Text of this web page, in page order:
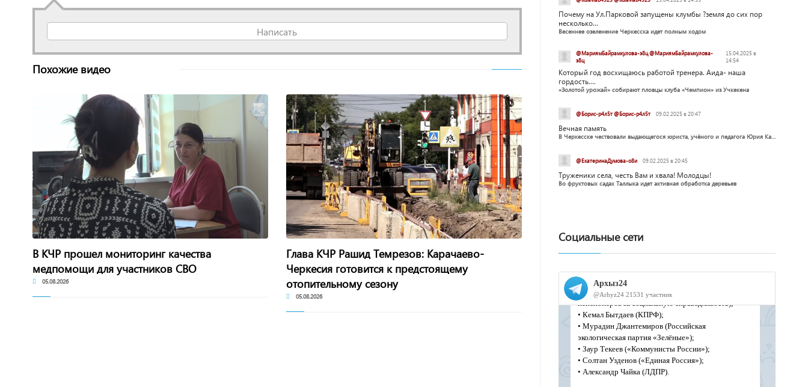
Написать
Похожие видео
В КЧР прошел мониторинг качества
медпомощи для участников СВО
05.08.2026
Глава КЧР Рашид Темрезов: Карачаево-
Черкесия готовится к предстоящему
отопительному сезону
05.08.2026
Почему на Ул.Парковой запущены клумбы ?земля до сих пор
несколько...
Весеннее озеленение Черкесска идет полным ходом
@МариямБайрамкулова-э8ц @МариямБайрамкулова-
э8ц
15.04.2025 в
14:54
Который год восхищаюсь работой тренера. Аида- наша
гордость....
«Золотой урожай» собирают пловцы клуба «Чемпион» из Учкекена
@Борис-р4л5т @Борис-р4л5т 09.02.2025 в 20:47
Вечная память
В Черкесске чествовали выдающегося юриста, учёного и педагога Юрия Калмыкова
@ЕкатеринаДумова-о8и 09.02.2025 в 20:45
Труженики села, честь Вам и хвала! Молодцы!
Во фруктовых садах Таллыка идет активная обработка деревьев
Социальные сети